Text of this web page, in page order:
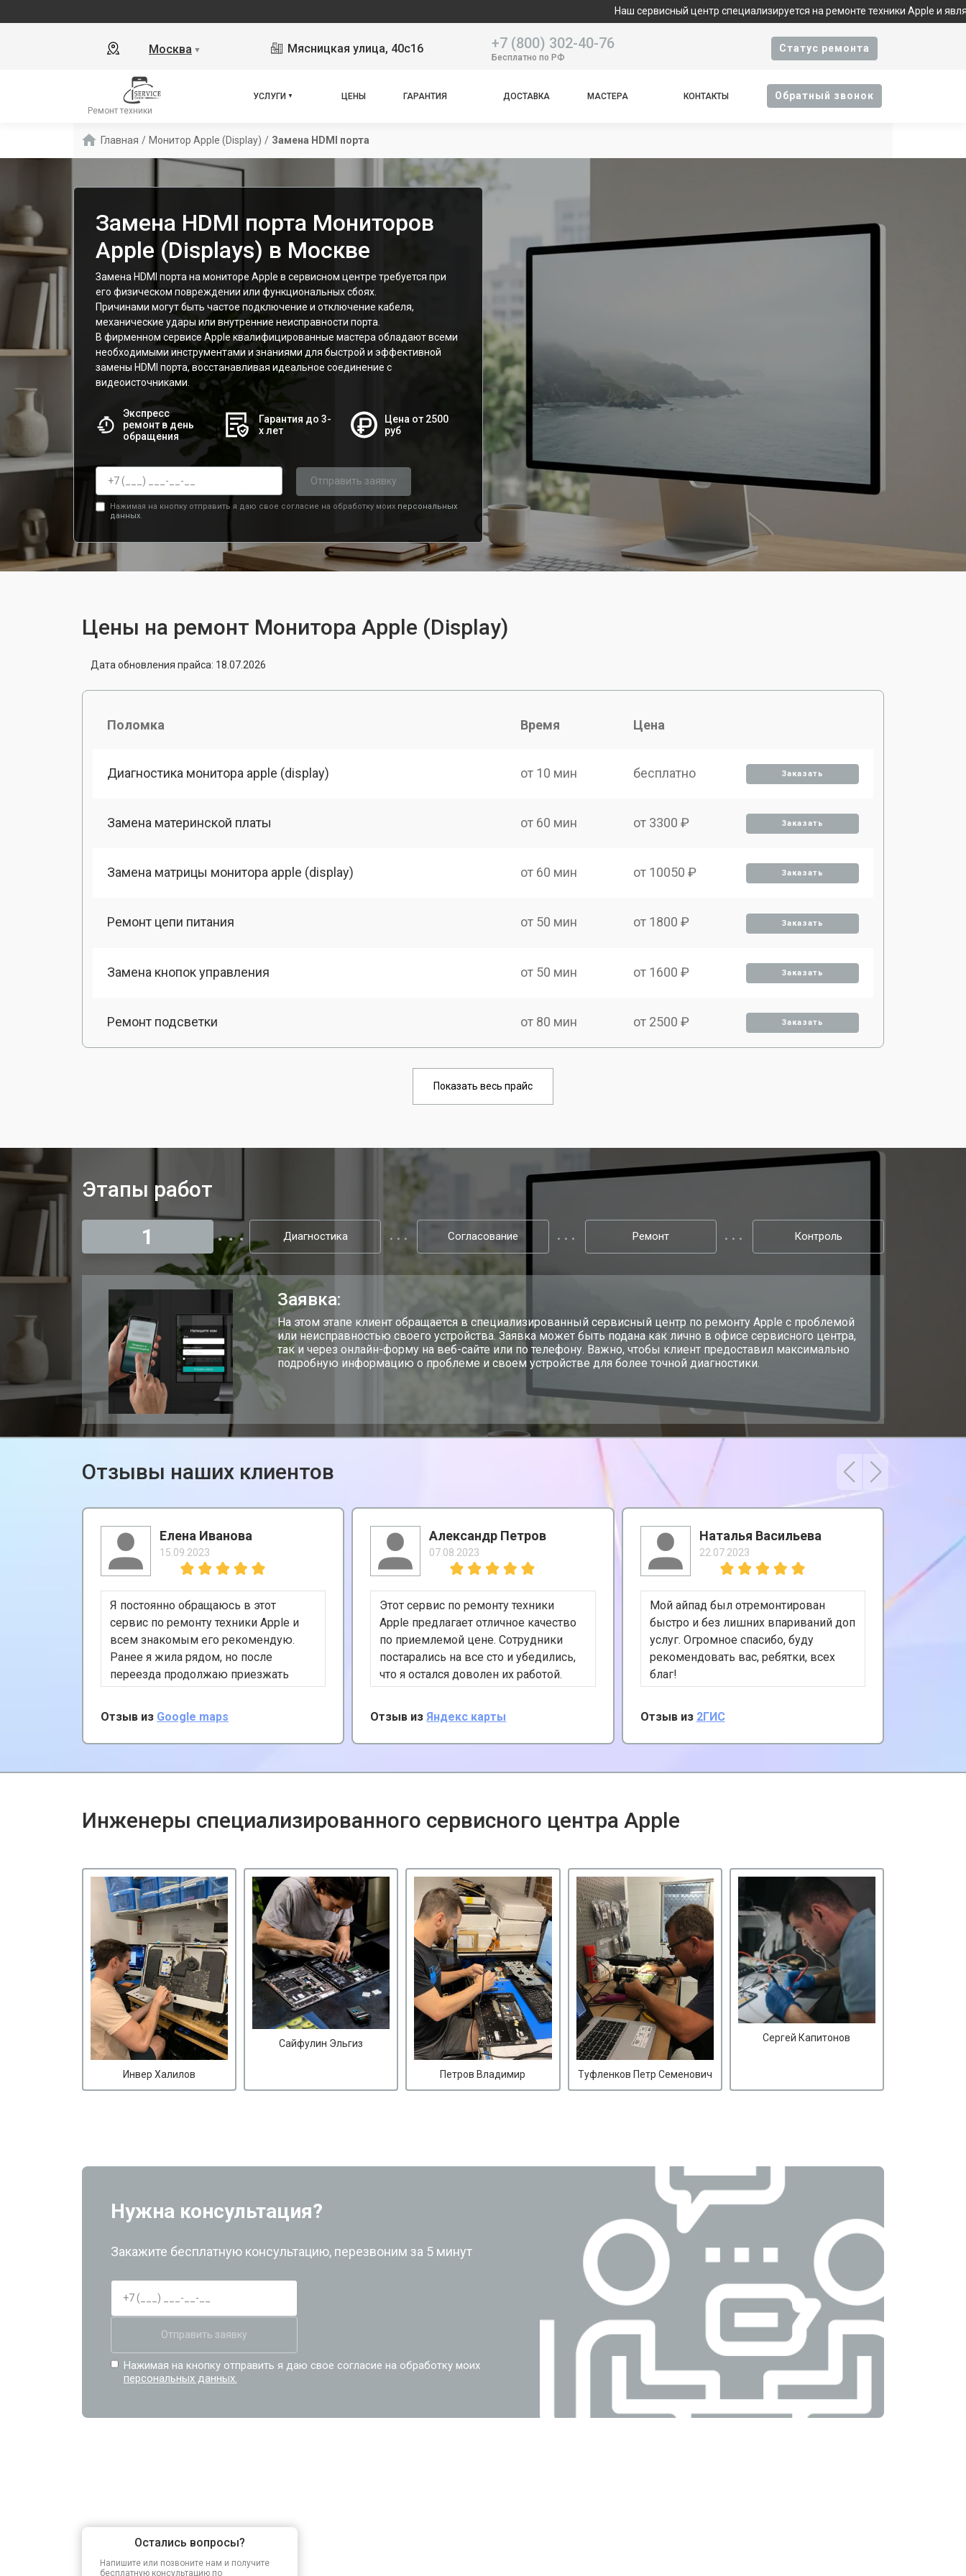
Наш сервисный центр специализируется на ремонте техники Apple и является
Москва ▼ Мясницкая улица, 40с16 +7 (800) 302-40-76
Бесплатно по РФ
Cтатус ремонта
Ремонт техники
УСЛУГИ ЦЕНЫ ГАРАНТИЯ ДОСТАВКА МАСТЕРА КОНТАКТЫ Oбратный звонок
Главная / Монитор Apple (Display) / Замена HDMI порта
Замена HDMI порта Мониторов
Apple (Displays) в Москве
Замена HDMI порта на мониторе Apple в сервисном центре требуется при
его физическом повреждении или функциональных сбоях.
Причинами могут быть частое подключение и отключение кабеля,
механические удары или внутренние неисправности порта.
В фирменном сервисе Apple квалифицированные мастера обладают всеми
необходимыми инструментами и знаниями для быстрой и эффективной
замены HDMI порта, восстанавливая идеальное соединение с
видеоисточниками.
Экспресс
ремонт в день
обращения
Гарантия до 3-
х лет
Цена от 2500
руб
Отправить заявку
Нажимая на кнопку отправить я даю свое согласие на обработку моих персональных
данных.
Цены на ремонт Монитора Apple (Display)
Дата обновления прайса: 18.07.2026
Поломка Время Цена
Диагностика монитора apple (display) от 10 мин бесплатно Заказать
Замена материнской платы от 60 мин от 3300 ₽ Заказать
Замена матрицы монитора apple (display) от 60 мин от 10050 ₽ Заказать
Ремонт цепи питания от 50 мин от 1800 ₽ Заказать
Замена кнопок управления от 50 мин от 1600 ₽ Заказать
Ремонт подсветки от 80 мин от 2500 ₽ Заказать
Показать весь прайс
Этапы работ
1
Диагностика Согласование Ремонт Контроль
Заявка:
На этом этапе клиент обращается в специализированный сервисный центр по ремонту Apple с проблемой
или неисправностью своего устройства. Заявка может быть подана как лично в офисе сервисного центра,
так и через онлайн-форму на веб-сайте или по телефону. Важно, чтобы клиент предоставил максимально
подробную информацию о проблеме и своем устройстве для более точной диагностики.
Отзывы наших клиентов
Елена Иванова
15.09.2023
Я постоянно обращаюсь в этот
сервис по ремонту техники Apple и
всем знакомым его рекомендую.
Ранее я жила рядом, но после
переезда продолжаю приезжать
сюда, несмотря на расстояние, так
как сервис хороший и цены
адекватные. К тому же, у них есть
удобная услуга вызова курьера,
Отзыв из Google maps
Александр Петров
07.08.2023
Этот сервис по ремонту техники
Apple предлагает отличное качество
по приемлемой цене. Сотрудники
постарались на все сто и убедились,
что я остался доволен их работой.
Разобрались в моей проблеме и
предложили полезные советы по
обслуживанию Айфона. С
удовольствием рекомендую их
Apple.
Отзыв изЯндекс карты
Наталья Васильева
22.07.2023
Мой айпад был отремонтирован
быстро и без лишних впариваний доп
услуг. Огромное спасибо, буду
рекомендовать вас, ребятки, всех
благ!
Отзыв из 2ГИС
Инженеры специализированного сервисного центра Apple
Инвер Халилов
Сайфулин Эльгиз
Петров Владимир Туфленков Петр Семенович
Сергей Капитонов
Нужна консультация?
Закажите бесплатную консультацию, перезвоним за 5 минут
Отправить заявку
Нажимая на кнопку отправить я даю свое согласие на обработку моих
персональных данных.
Остались вопросы?
Напишите или позвоните нам и получите
бесплатную консультацию по